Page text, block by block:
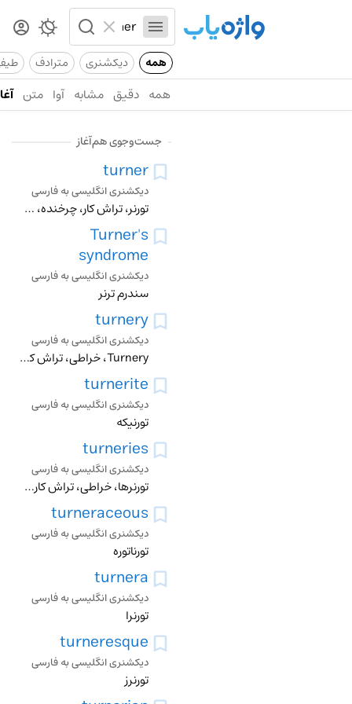
همه دیکشنری مترادف
همه دقیق مشابه آوا متن
جست‌وجوی هم‌آغاز
turner
دیکشنری انگلیسی به فارسی
تورنر، تراش کار، چرخنده، خراط، چرخ کار، چرخاننده
Turner's
syndrome
دیکشنری انگلیسی به فارسی
سندرم ترنر
turnery
دیکشنری انگلیسی به فارسی
Turnery، خراطی، تراش کاری، دکان خراطی، کارخانه تراش، اشیاء تراشیدنی
turnerite
دیکشنری انگلیسی به فارسی
تورنیکه
turneries
دیکشنری انگلیسی به فارسی
تورنرها، خراطی، تراش کاری، دکان خراطی، کارخانه تراش، اشیاء تراشیدنی
turneraceous
دیکشنری انگلیسی به فارسی
تورناتوره
turnera
دیکشنری انگلیسی به فارسی
تورنرا
turneresque
دیکشنری انگلیسی به فارسی
تورنرز